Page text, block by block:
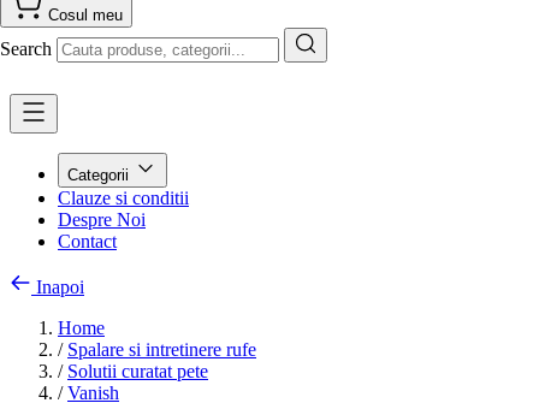
Cosul meu
Search
Categorii
Clauze si conditii
Despre Noi
Contact
Inapoi
Home
/ Spalare si intretinere rufe
/ Solutii curatat pete
/ Vanish